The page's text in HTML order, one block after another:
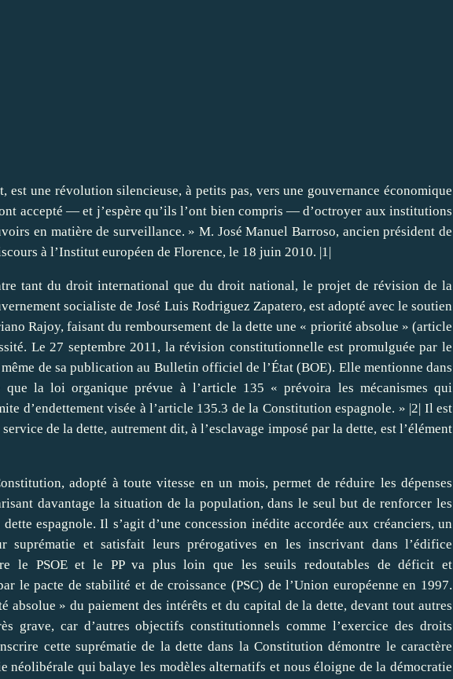
est une révolution silencieuse, à petits pas, vers une gouvernance économique
accepté — et j’espère qu’ils l’ont bien compris — d’octroyer aux institutions
en matière de surveillance. » M. José Manuel Barroso, ancien président de
à l’Institut européen de Florence, le 18 juin 2010. | 1
tant du droit international que du droit national, le projet de révision de la
socialiste de José Luis Rodriguez Zapatero, est adopté avec le soutien
Rajoy, faisant du remboursement de la dette une « priorité absolue » (article
Le 27 septembre 2011, la révision constitutionnelle est promulguée par le
de sa publication au Bulletin officiel de l’État (BOE). Elle mentionne dans
que la loi organique prévue à l’article 135 « prévoira les mécanismes qui
d’endettement visée à l’article 135.3 de la Constitution espagnole. » |2 | Il est
service de la dette, autrement dit, à l’esclavage imposé par la dette, est l’élément
adopté à toute vitesse en un mois, permet de réduire les dépenses
davantage la situation de la population, dans le seul but de renforcer les
espagnole. Il s’agit d’une concession inédite accordée aux créanciers, un
suprématie et satisfait leurs prérogatives en les inscrivant dans l’édifice
le PSOE et le PP va plus loin que les seuils redoutables de déficit et
le pacte de stabilité et de croissance (PSC) de l’Union européenne en 1997.
absolue » du paiement des intérêts et du capital de la dette, devant tout autres
grave, car d’autres objectifs constitutionnels comme l’exercice des droits
cette suprématie de la dette dans la Constitution démontre le caractère
néolibérale qui balaye les modèles alternatifs et nous éloigne de la démocratie